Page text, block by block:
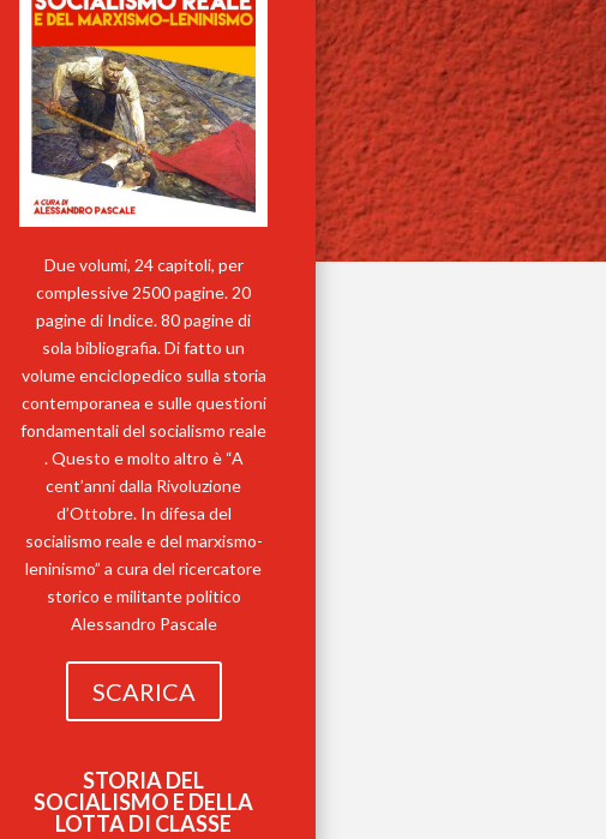
Due volumi, 24 capitoli, per
complessive 2500 pagine. 20
pagine di Indice. 80 pagine di
sola bibliografia. Di fatto un
volume enciclopedico sulla storia
contemporanea e sulle questioni
fondamentali del socialismo reale
. Questo e molto altro è “A
cent’anni dalla Rivoluzione
d’Ottobre. In difesa del
socialismo reale e del marxismo-
leninismo” a cura del ricercatore
storico e militante politico
Alessandro Pascale
SCARICA
STORIA DEL
SOCIALISMO E DELLA
LOTTA DI CLASSE